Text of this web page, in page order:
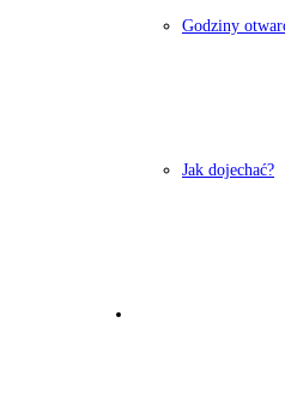
Godziny
Jak dojechać?